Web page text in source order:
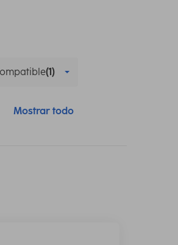
(1)
Mostrar todo